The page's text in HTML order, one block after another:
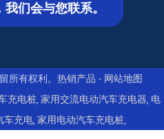
们会与您联系。
所有权利。 热销产品 - 网站地图
充电桩 家用交流电动汽车充电器 电
车充电, 家用电动汽车充电桩,